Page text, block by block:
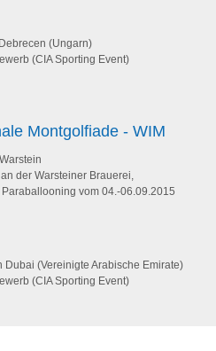
(Ungarn)
(CIA Sporting Event)
Montgolfiade - WIM
der Warsteiner Brauerei,
vom 04.-06.09.2015
Dubai (Vereinigte Arabische Emirate)
(CIA Sporting Event)